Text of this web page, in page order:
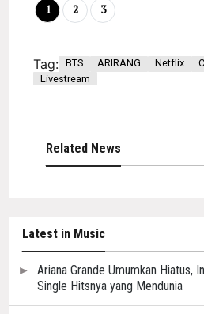
Latest in Music
Ariana Grande Umumkan Hiatus,
Single Hitsnya yang Mendunia
1 2 3
Tag: BTS ARIRANG Netflix
Livestream
Related News